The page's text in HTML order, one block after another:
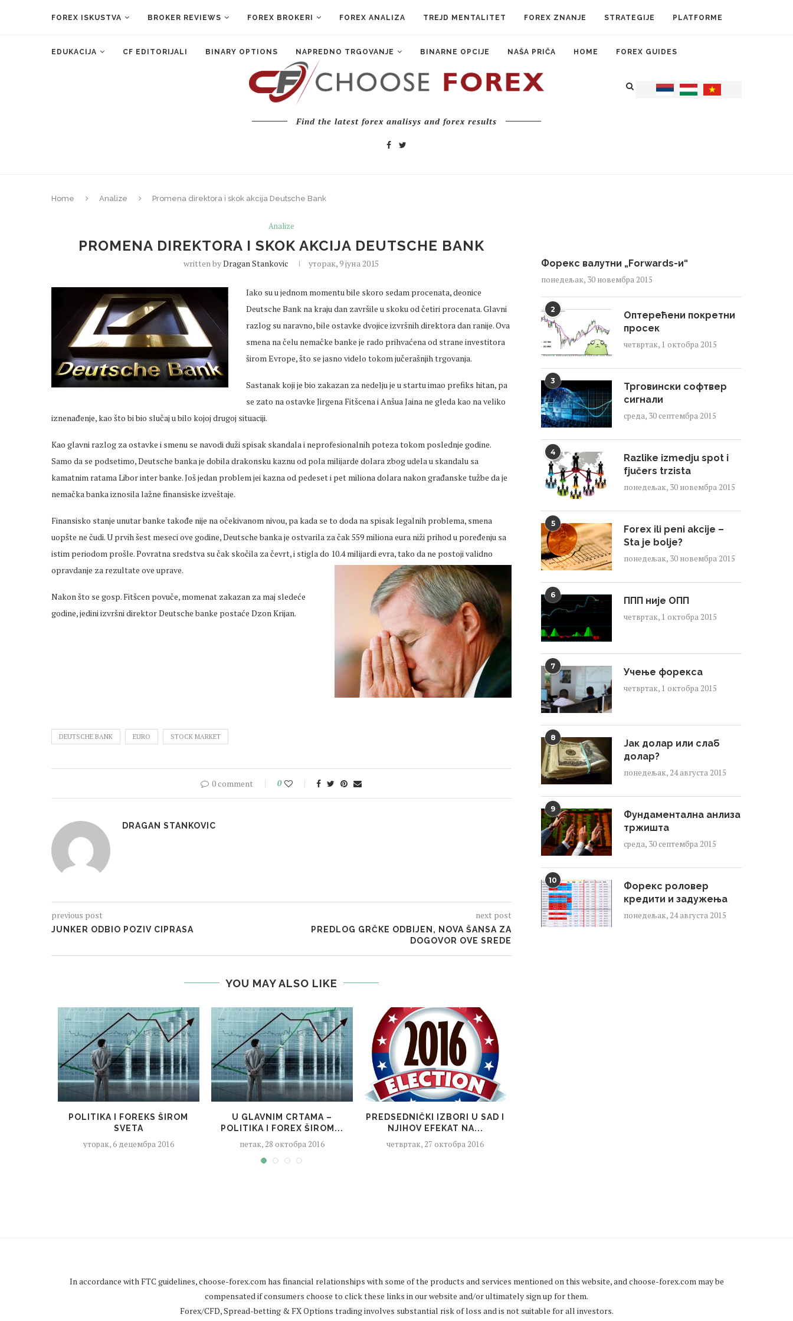
FOREX ISKUSTVA BROKER REVIEWS FOREX BROKERI FOREX ANALIZA TREJD MENTALITET FOREX ZNANJE STRATEGIJE PLATFORME
EDUKACIJA CF EDITORIJALI BINARY OPTIONS NAPREDNO TRGOVANJE BINARNE OPCIJE NAŠA PRIČA HOME FOREX GUIDES
Find the latest forex analisys and forex results
Home Analize Promena direktora i skok akcija Deutsche Bank
Analize
PROMENA DIREKTORA I SKOK AKCIJA DEUTSCHE BANK
written byDragan Stankovic уторак, 9 јуна 2015
Iako su u jednom momentu bile skoro sedam procenata, deonice
Deutsche Bank na kraju dan završile u skoku od četiri procenata. Glavni
razlog su naravno, bile ostavke dvojice izvršnih direktora dan ranije. Ova
smena na čelu nemačke banke je rado prihvaćena od strane investitora
širom Evrope, što se jasno videlo tokom jučerašnjih trgovanja.
Sastanak koji je bio zakazan za nedelju je u startu imao prefiks hitan, pa
se zato na ostavke Jirgena Fitšcena i Anšua Jaina ne gleda kao na veliko
iznenađenje, kao što bi bio slučaj u bilo kojoj drugoj situaciji.
Kao glavni razlog za ostavke i smenu se navodi duži spisak skandala i neprofesionalnih poteza tokom poslednje godine.
Samo da se podsetimo, Deutsche banka je dobila drakonsku kaznu od pola milijarde dolara zbog udela u skandalu sa
kamatnim ratama Libor inter banke. Još jedan problem jei kazna od pedeset i pet miliona dolara nakon građanske tužbe da je
nemačka banka iznosila lažne finansiske izveštaje.
Finansisko stanje unutar banke takođe nije na očekivanom nivou, pa kada se to doda na spisak legalnih problema, smena
uopšte ne čudi. U prvih šest meseci ove godine, Deutsche banka je ostvarila za čak 559 miliona eura niži prihod u poređenju sa
istim periodom prošle. Povratna sredstva su čak skočila za čevrt, i stigla do 10.4 milijardi evra, tako da ne postoji validno
opravdanje za rezultate ove uprave.
Nakon što se gosp. Fitšcen povuče, momenat zakazan za maj sledeće
godine, jedini izvršni direktor Deutsche banke postaće Dzon Krijan.
DEUTSCHE BANK EURO STOCK MARKET
0 comment 0
DRAGAN STANKOVIC
previous post
JUNKER ODBIO POZIV CIPRASA
next post
PREDLOG GRČKE ODBIJEN, NOVA ŠANSA ZA
DOGOVOR OVE SREDE
YOU MAY ALSO LIKE
POLITIKA I FOREKS ŠIROM
SVETA
уторак, 6 децембра 2016
U GLAVNIM CRTAMA –
POLITIKA I FOREX ŠIROM...
петак, 28 октобра 2016
PREDSEDNIČKI IZBORI U SAD I
NJIHOV EFEKAT NA...
четвртак, 27 октобра 2016
Форекс валутни „Forwards-и“
понедељак, 30 новембра 2015
2
Оптерећени покретни
просек
четвртак, 1 октобра 2015
3
Трговински софтвер
сигнали
среда, 30 септембра 2015
4
Razlike izmedju spot i
fjučers trzista
понедељак, 30 новембра 2015
5
Forex ili peni akcije –
Sta je bolje?
понедељак, 30 новембра 2015
6 ППП није ОПП
четвртак, 1 октобра 2015
7 Учење форекса
четвртак, 1 октобра 2015
8
Јак долар или слаб
долар?
понедељак, 24 августа 2015
9
Фундаментална анлиза
тржишта
среда, 30 септембра 2015
10
Форекс роловер
кредити и задужења
понедељак, 24 августа 2015
In accordance with FTC guidelines,choose-forex.com has financial relationships with some of the products and services mentioned on this website, and choose-forex.com may be
compensated if consumers choose to click these links in our website and/or ultimately sign up for them.
Forex/CFD, Spread-betting & FX Options trading involves substantial risk of loss and is not suitable for all investors.